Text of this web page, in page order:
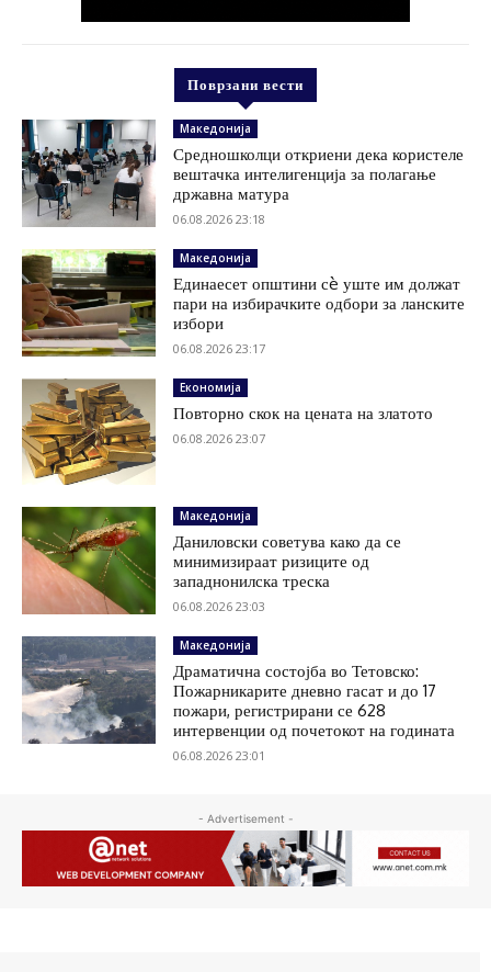
Поврзани вести
Македонија
Средношколци откриени дека користеле
вештачка интелигенција за полагање
државна матура
06.08.2026 23:18
Македонија
Единаесет општини сè уште им должат
пари на избирачките одбори за ланските
избори
06.08.2026 23:17
Економија
Повторно скок на цената на златото
06.08.2026 23:07
Македонија
Даниловски советува како да се
минимизираат ризиците од
западнонилска треска
06.08.2026 23:03
Македонија
Драматична состојба во Тетовско:
Пожарникарите дневно гасат и до 17
пожари, регистрирани се 628
интервенции од почетокот на годината
06.08.2026 23:01
- Advertisement -